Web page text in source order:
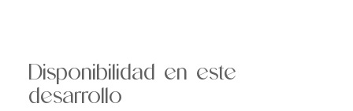
Disponibilidad en este
desarrollo